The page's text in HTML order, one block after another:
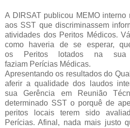
A DIRSAT publicou MEMO interno
aos SST que discriminassem
atividades dos Peritos Médicos.
como haveria de se esperar,
os Peritos lotados na sua
faziam Perícias Médicas.
Apresentando os resultados do
aferir a qualidade dos laudos
sua Gerência em Reunião
determinado SST o porquê de
peritos locais terem sido
Perícias. Afinal, nada mais justo